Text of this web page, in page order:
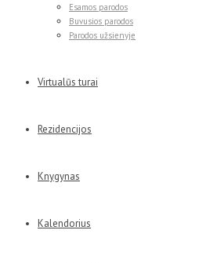
Esamos parodos
Buvusios parodos
Parodos užsienyje
Virtualūs turai
Rezidencijos
Knygynas
Kalendorius